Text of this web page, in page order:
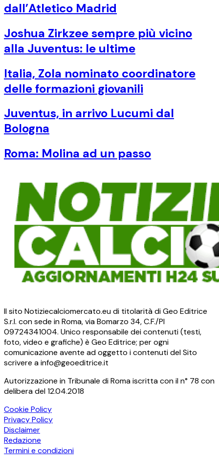
dall’Atletico Madrid
Joshua Zirkzee sempre più vicino
alla Juventus: le ultime
Italia, Zola nominato coordinatore
delle formazioni giovanili
Juventus, in arrivo Lucumi dal
Bologna
Roma: Molina ad un passo
Il sito Notiziecalciomercato.eu di titolarità di Geo Editrice
S.r.l. con sede in Roma, via Bomarzo 34, C.F./PI
09724341004. Unico responsabile dei contenuti (testi,
foto, video e grafiche) è Geo Editrice; per ogni
comunicazione avente ad oggetto i contenuti del Sito
scrivere a info@geoeditrice.it
Autorizzazione in Tribunale di Roma iscritta con il n° 78 con
delibera del 12.04.2018
Cookie Policy
Privacy Policy
Disclaimer
Redazione
Termini e condizioni